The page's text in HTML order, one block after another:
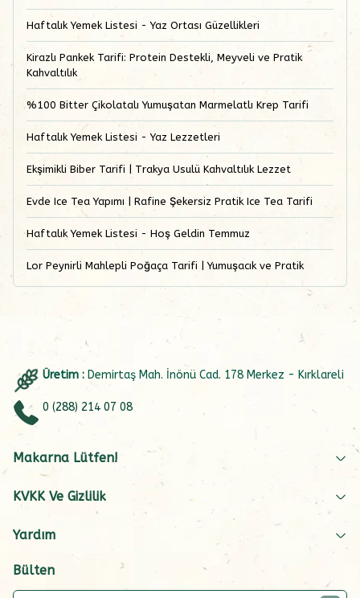
Haftalık Yemek Listesi - Yaz Ortası Güzellikleri
Kirazlı Pankek Tarifi: Protein Destekli, Meyveli ve Pratik
Kahvaltılık
%100 Bitter Çikolatalı Yumuşatan Marmelatlı Krep Tarifi
Haftalık Yemek Listesi - Yaz Lezzetleri
Ekşimikli Biber Tarifi | Trakya Usulü Kahvaltılık Lezzet
Evde Ice Tea Yapımı | Rafine Şekersiz Pratik Ice Tea Tarifi
Haftalık Yemek Listesi - Hoş Geldin Temmuz
Lor Peynirli Mahlepli Poğaça Tarifi | Yumuşacık ve Pratik
Üretim : Demirtaş Mah. İnönü Cad. 178 Merkez - Kırklareli
0 (288) 214 07 08
Makarna Lütfen!
KVKK Ve Gizlilik
Yardım
Bülten